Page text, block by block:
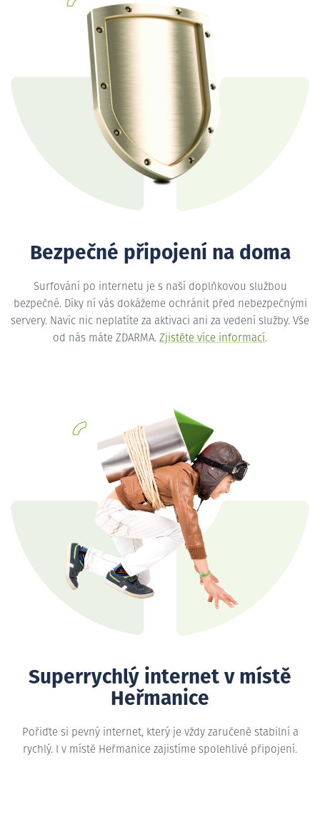
Bezpečné připojení na doma
Surfování po internetu je s naší doplňkovou službou
bezpečné. Díky ní vás dokážeme ochránit před nebezpečnými
servery. Navíc nic neplatíte za aktivaci ani za vedení služby. Vše
od nás máte ZDARMA. Zjistěte více informací.
Superrychlý internet v místě
Heřmanice
Pořiďte si pevný internet, který je vždy zaručeně stabilní a
rychlý. I v místě Heřmanice zajistíme spolehlivé připojení.